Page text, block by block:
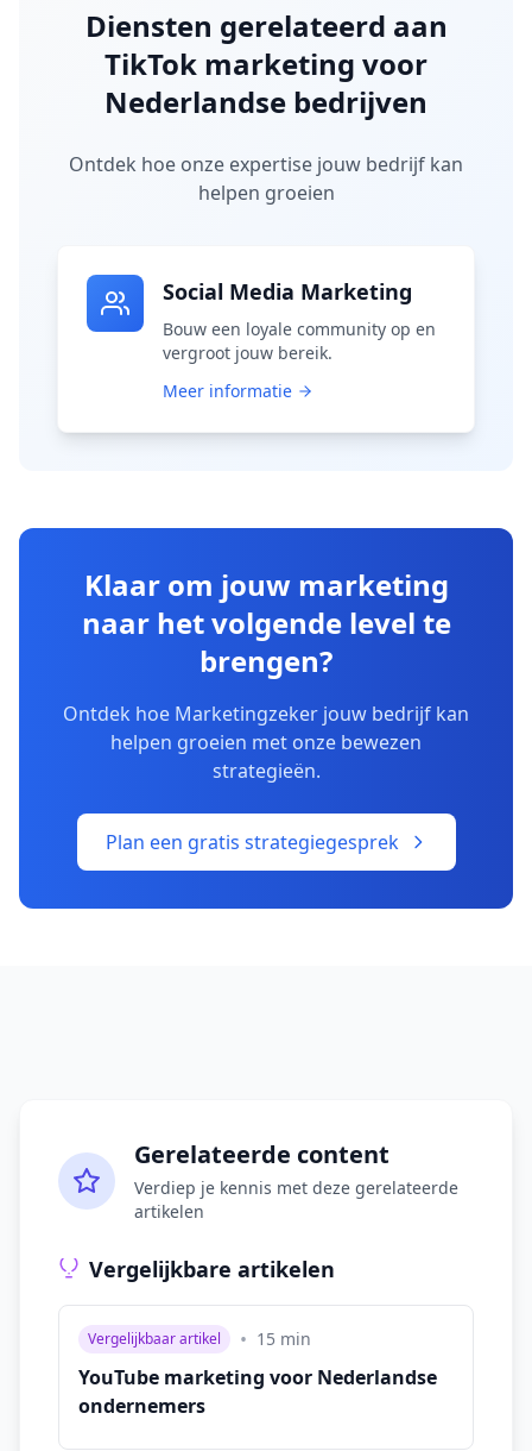
Diensten gerelateerd aan
TikTok marketing voor
Nederlandse bedrijven
Ontdek hoe onze expertise jouw bedrijf kan
helpen groeien
Social Media Marketing
Bouw een loyale community op en
vergroot jouw bereik.
Meer informatie
Klaar om jouw marketing
naar het volgende level te
brengen?
Ontdek hoe Marketingzeker jouw bedrijf kan
helpen groeien met onze bewezen
strategieën.
Plan een gratis strategiegesprek
Gerelateerde content
Verdiep je kennis met deze gerelateerde
artikelen
Vergelijkbare artikelen
Vergelijkbaar artikel • 15 min
YouTube marketing voor Nederlandse
ondernemers